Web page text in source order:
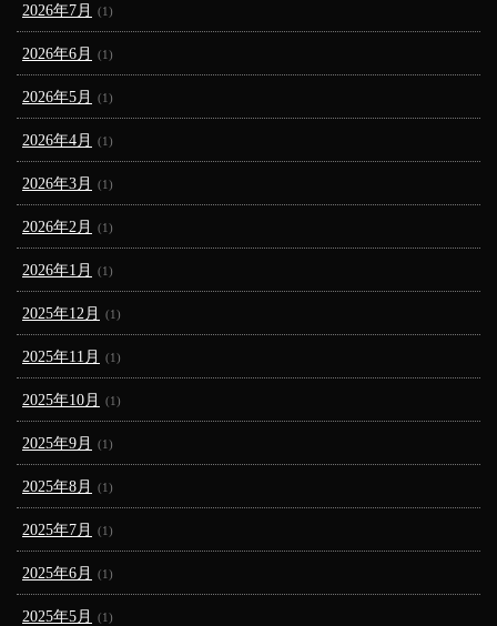
2026年7月 (1)
2026年6月 (1)
2026年5月 (1)
2026年4月 (1)
2026年3月 (1)
2026年2月 (1)
2026年1月 (1)
2025年12月 (1)
2025年11月 (1)
2025年10月 (1)
2025年9月 (1)
2025年8月 (1)
2025年7月 (1)
2025年6月 (1)
2025年5月 (1)